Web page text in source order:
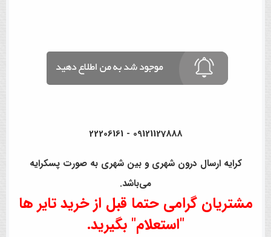
09121127888 - 22206161
کرایه ارسال درون شهری و بین شهری به صورت پسکرایه
می‌باشد.
مشتریان گرامی حتما قبل از خرید تایر ها
"استعلام" بگیرید.